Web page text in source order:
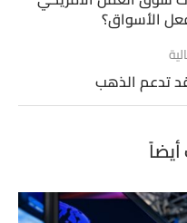
الأسواق؟
تدعم الذهب